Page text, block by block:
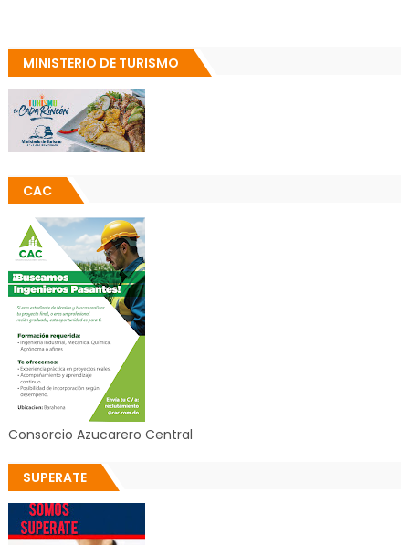
MINISTERIO DE TURISMO
CAC
Consorcio Azucarero Central
SUPERATE